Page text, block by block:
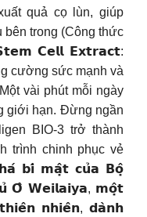
quả cọ lùn, giúp
trong (Công thức
𝗖𝗲𝗹𝗹 𝗘𝘅𝘁𝗿𝗮𝗰𝘁:
cường sức mạnh và
vài phút mỗi ngày
giới hạn. Đừng ngần
BIO-3 trở thành
trình chinh phục vẻ
𝗯𝗶́ 𝗺𝗮̣̂𝘁 𝗰𝘂̉𝗮 𝗕𝗼̣̂
𝗢̂ 𝗪𝗲𝗶𝗹𝗮𝗶𝘆𝗮, 𝗺𝗼̣̂𝘁
𝗻𝗵𝗶𝗲̂𝗻, 𝗱𝗮̀𝗻𝗵